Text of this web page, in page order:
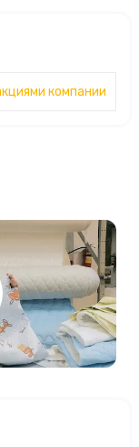
компании